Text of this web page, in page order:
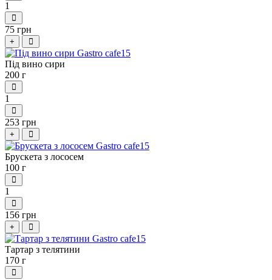
1
75 грн
+
Під вино сири
200 г
1
253 грн
+
Брускета з лососем
100 г
1
156 грн
+
Тартар з телятини
170 г